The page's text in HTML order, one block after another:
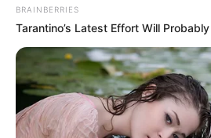
BRAINBERRIES
Tarantino’s Latest Effort Will